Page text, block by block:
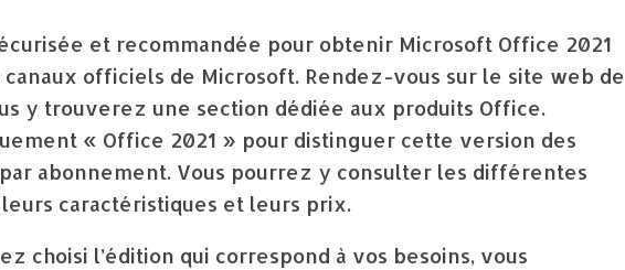
et recommandée pour obtenir Microsoft Office 2021
canaux officiels de Microsoft. Rendez-vous sur le site web de
y trouverez une section dédiée aux produits Office.
« Office 2021 » pour distinguer cette version des
abonnement. Vous pourrez y consulter les différentes
caractéristiques et leurs prix.
choisi l’édition qui correspond à vos besoins, vous